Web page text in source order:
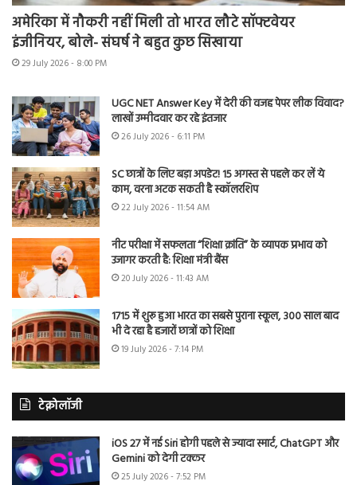
अमेरिका में नौकरी नहीं मिली तो भारत लौटे सॉफ्टवेयर
इंजीनियर, बोले- संघर्ष ने बहुत कुछ सिखाया
29 July 2026 - 8:00 PM
UGC NET Answer Key में देरी की वजह पेपर लीक विवाद?
लाखों उम्मीदवार कर रहे इंतजार
26 July 2026 - 6:11 PM
SC छात्रों के लिए बड़ा अपडेट! 15 अगस्त से पहले कर लें ये
काम, वरना अटक सकती है स्कॉलरशिप
22 July 2026 - 11:54 AM
नीट परीक्षा में सफलता “शिक्षा क्रांति” के व्यापक प्रभाव को
उजागर करती है: शिक्षा मंत्री बैंस
20 July 2026 - 11:43 AM
1715 में शुरू हुआ भारत का सबसे पुराना स्कूल, 300 साल बाद
भी दे रहा है हजारों छात्रों को शिक्षा
19 July 2026 - 7:14 PM
टेक्नोलॉजी
iOS 27 में नई Siri होगी पहले से ज्यादा स्मार्ट, ChatGPT और
Gemini को देगी टक्कर
25 July 2026 - 7:52 PM